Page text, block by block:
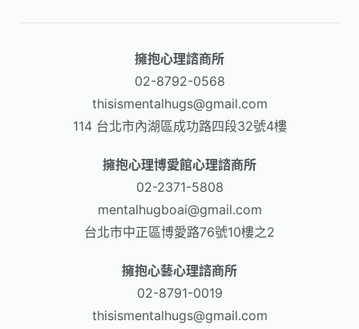
擁抱心理諮商所
02-8792-0568​
thisismentalhugs@gmail.com
114 台北市內湖區成功路四段32號4樓
擁抱心理博愛館心理諮商所
02-2371-5808
mentalhugboai@gmail.com
台北市中正區博愛路76號10樓之2
擁抱心藝心理諮商所
02-8791-0019
thisismentalhugs@gmail.com